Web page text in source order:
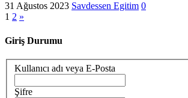
31 Ağustos 2023 Savdessen Egitim 0
Yazı
sayfalaması
1 2 »
Giriş Durumu
Kullanıcı adı veya E-Posta
Şifre